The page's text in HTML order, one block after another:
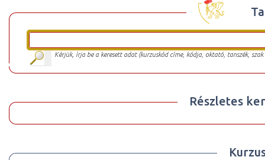
Kérjük, írja be a keresett adat (kurzuskód címe, kódja, oktató, tanszék,
Részletes